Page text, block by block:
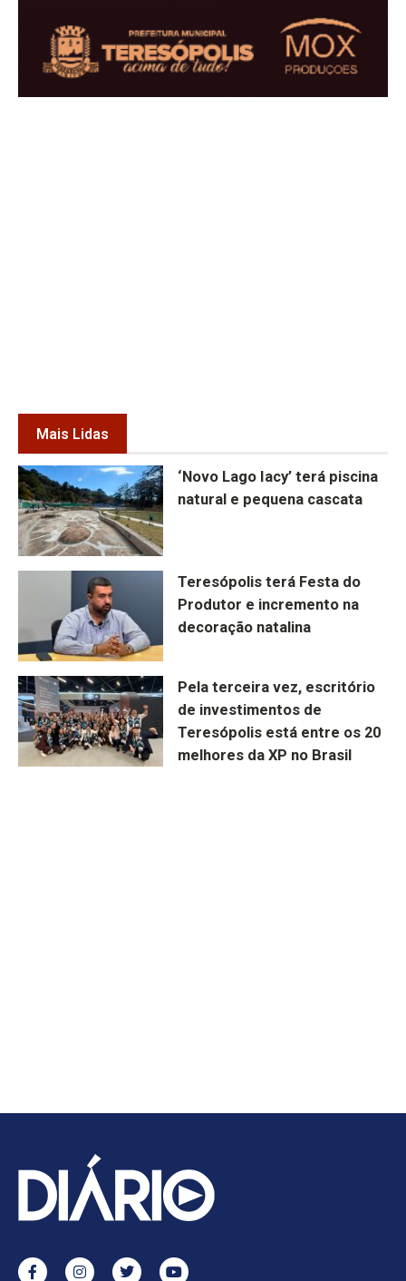
Mais Lidas
‘Novo Lago Iacy’ terá piscina
natural e pequena cascata
Teresópolis terá Festa do
Produtor e incremento na
decoração natalina
Pela terceira vez, escritório
de investimentos de
Teresópolis está entre os 20
melhores da XP no Brasil